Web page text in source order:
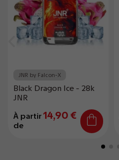
JNR by Falcon-X
Black Dragon Ice - 28k
JNR
À partir
de
14,90 €